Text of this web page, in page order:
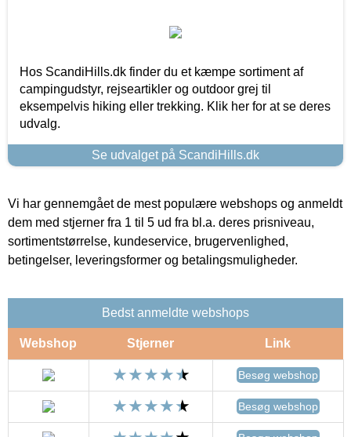
Hos ScandiHills.dk finder du et kæmpe sortiment af
campingudstyr, rejseartikler og outdoor grej til
eksempelvis hiking eller trekking. Klik her for at se deres
udvalg.
Se udvalget på ScandiHills.dk
Vi har gennemgået de mest populære webshops og anmeldt
dem med stjerner fra 1 til 5 ud fra bl.a. deres prisniveau,
sortimentstørrelse, kundeservice, brugervenlighed,
betingelser, leveringsformer og betalingsmuligheder.
Bedst anmeldte webshops
Webshop Stjerner Link
Besøg webshop
Besøg webshop